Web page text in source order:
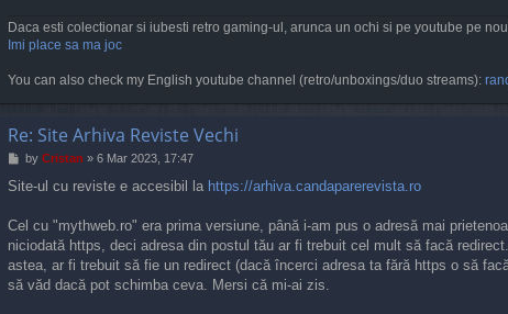
Daca esti colectionar si iubesti retro gaming-ul, arunca un ochi si pe youtube pe
Imi place sa ma joc
You can also check my English youtube channel (retro/unboxings/duo streams):
Re: Site Arhiva Reviste Vechi
P
s
by Cristan » 6 Mar 2023, 17:47
Site-ul cu reviste e accesibil la https://arhiva.candaparerevista.ro
Cel cu "mythweb.ro" era prima versiune, până i-am pus o adresă mai
niciodată https, deci adresa din postul tău ar fi trebuit cel mult să facă
astea, ar fi trebuit să fie un redirect (dacă încerci adresa ta fără https o să
să văd dacă pot schimba ceva. Mersi că mi-ai zis.